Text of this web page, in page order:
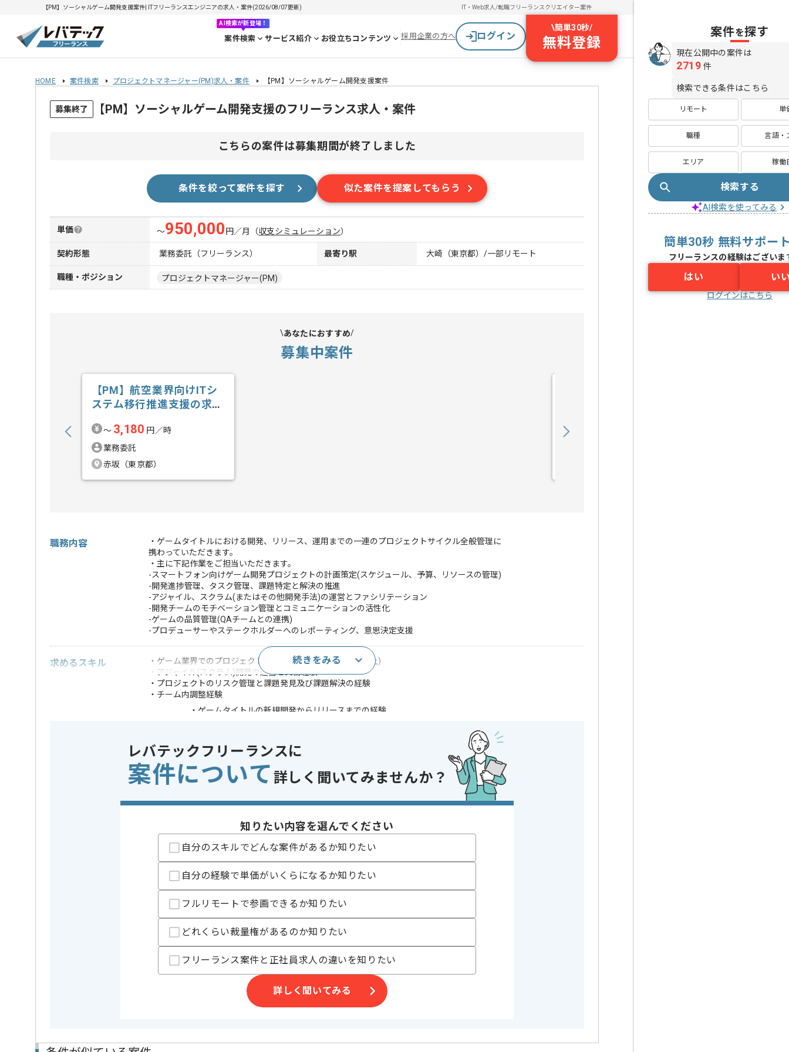
【PM】ソーシャルゲーム開発支援案件| ITフリーランスエンジニアの求人・案件(2026/08/07更新) IT・Web求人/転職フリーランスクリエイター案件
AI検索が新登場！
案件検索 サービス紹介 お役立ちコンテンツ 採用企業の方へ ログイン
\簡単30秒/
無料登録
HOME 案件検索 プロジェクトマネージャー(PM)求人・案件 【PM】ソーシャルゲーム開発支援案件
募集終了 【PM】ソーシャルゲーム開発支援のフリーランス求人・案件
こちらの案件は募集期間が終了しました
条件を絞って案件を探す 似た案件を提案してもらう
単価 〜950,000 円／月 （収支シミュレーション）
契約形態 業務委託（フリーランス） 最寄り駅 大崎（東京都）/一部リモート
職種・ポジション プロジェクトマネージャー(PM)
あなたにおすすめ
募集中案件
【PM】航空業界向けITシ
ステム移行推進支援の求
〜 3,180 円／時
業務委託
赤坂（東京都）
職務内容
・ゲームタイトルにおける開発、リリース、運用までの一連のプロジェクトサイクル全般管理に
携わっていただきます。
・主に下記作業をご担当いただきます。
-スマートフォン向けゲーム開発プロジェクトの計画策定(スケジュール、予算、リソースの管理)
-開発進捗管理、タスク管理、課題特定と解決の推進
-アジャイル、スクラム(またはその他開発手法)の運営とファシリテーション
-開発チームのモチベーション管理とコミュニケーションの活性化
-ゲームの品質管理(QAチームとの連携)
-プロデューサーやステークホルダーへのレポーティング、意思決定支援
求めるスキル
・ゲーム業界でのプロジェクトマネジメント実務経験(3年以上)
・アジャイル(スクラム)開発の運営と実務経験
・プロジェクトのリスク管理と課題発見及び課題解決の経験
・チーム内調整経験
・ゲームタイトルの新規開発からリリースまでの経験
※上記に似た経験やスキルをお持ちであれば申し込み可能なケースもございます！まずはお気軽にご相談ください！
この案件のポイント 業界
ソーシャルゲーム
レバテックでの実績がある企業の案件でございます。
PMの経験を活かすことができます。
複数案件を保有している企業ですので、
ご経験と実績に応じて別案件のご提案も差し上げる場合がございます。
新しいアイディアや技術を積極的に導入し、
基本的には一部リモート作業を見込んでおります。
続きをみる
レバテックフリーランスに
案件について 詳しく聞いてみませんか？
知りたい内容を選んでください
自分のスキルでどんな案件があるか知りたい
自分の経験で単価がいくらになるか知りたい
フルリモートで参画できるか知りたい
どれくらい裁量権があるのか知りたい
フリーランス案件と正社員求人の違いを知りたい
詳しく聞いてみる
案件を探す
現在公開中の案件は
2719 件
検索できる条件はこちら
リモート 単
職種 言語・
エリア 稼働
検索する
AI検索を使ってみる
簡単30秒 無料サポー
フリーランスの経験はございま
はい い
ログインはこちら